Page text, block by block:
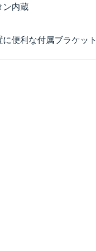
ン内蔵
便利な付属ブラケット